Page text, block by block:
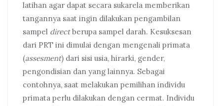
latihan agar dapat secara sukarela memberikan
tangannya saat ingin dilakukan pengambilan
sampel directberupa sampel darah. Kesuksesan
dari PRT ini dimulai dengan mengenali primata
(assesment) dari sisi usia, hirarki, gender,
pengondisian dan yang lainnya. Sebagai
contohnya, saat melakukan pemilihan individu
primata perlu dilakukan dengan cermat. Individu